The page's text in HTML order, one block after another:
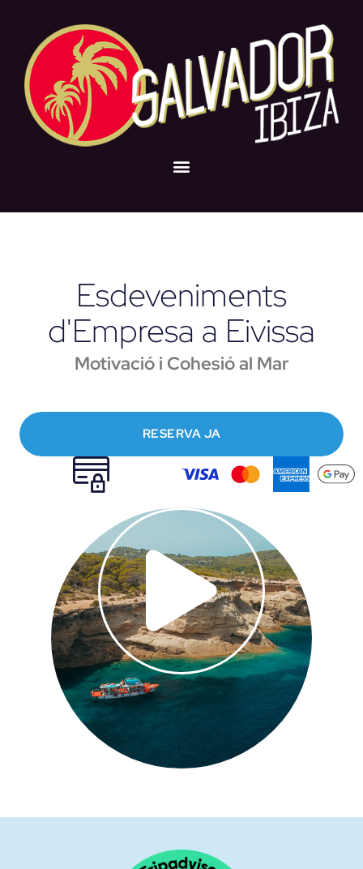
Esdeveniments
d'Empresa a Eivissa
Motivació i Cohesió al Mar
RESERVA JA